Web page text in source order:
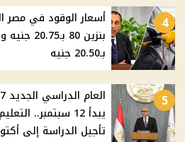
4
أسعار الوقود في مصر
بنزين 80
بـ20.50 جنيه
5
يبدأ 12 سبتمبر..
تأجيل الدراسة إلى